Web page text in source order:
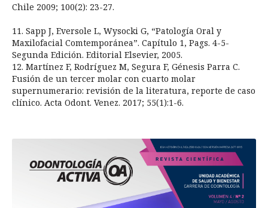
Chile 2009; 100(2): 23-27.
11. Sapp J, Eversole L, Wysocki G, “Patología Oral y
Maxilofacial Comtemporánea”. Capítulo 1, Pags. 4-5-
Segunda Edición. Editorial Elsevier, 2005.
12. Martínez F, Rodríguez M, Segura F, Génesis Parra C.
Fusión de un tercer molar con cuarto molar
supernumerario: revisión de la literatura, reporte de caso
clínico. Acta Odont. Venez. 2017; 55(1):1-6.